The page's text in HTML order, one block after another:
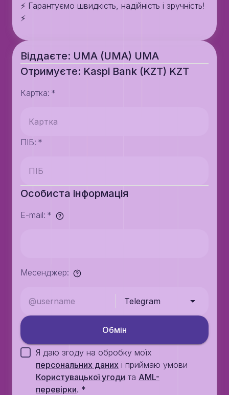
⚡️ Гарантуємо швидкість, надійність і зручність!
⚡️
Віддаєте: UMA (UMA) UMA
Отримуєте: Kaspi Bank (KZT) KZT
Картка: *
ПІБ: *
Особиста інформація
E-mail: *
Месенджер:
Telegram
Обмiн
Я даю згоду на обробку моїх
персональних даних i приймаю умови
Користувацької угоди та AML-
перевiрки. *